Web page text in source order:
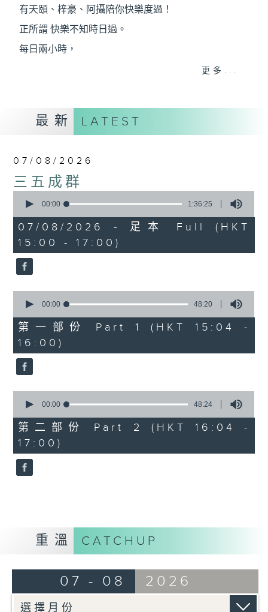
有天頤、梓豪、阿攝陪你快樂度過！
正所謂 快樂不知時日過。
每日兩小時，
還有你最喜歡的靈異故事。
三五成群 個個好人 陪你等放工
更多...
最新 LATEST
07/08/2026
三五成群
seconds
1
hour,
36
minutes,
25
seconds
00:00 1:36:25
07/08/2026 - 足本 Full (HKT
15:00 - 17:00)
seconds
48
minutes,
20
seconds
00:00 48:20
第一部份 Part 1 (HKT 15:04 -
16:00)
seconds
48
minutes,
24
seconds
00:00 48:24
第二部份 Part 2 (HKT 16:04 -
17:00)
重溫 CATCHUP
07 - 08 2026